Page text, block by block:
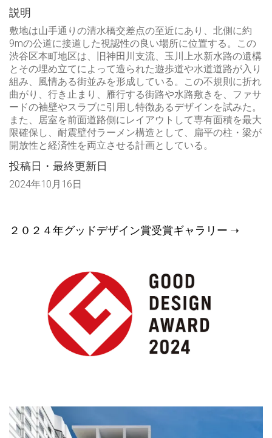
説明
敷地は山手通りの清水橋交差点の至近にあり、北側に約
9mの公道に接道した視認性の良い場所に位置する。この
渋谷区本町地区は、旧神田川支流、玉川上水新水路の遺構
とその埋め立てによって造られた遊歩道や水道道路が入り
組み、風情ある街並みを形成している。この不規則に折れ
曲がり、行き止まり、雁行する街路や水路敷きを、ファサ
ードの袖壁やスラブに引用し特徴あるデザインを試みた。
また、居室を前面道路側にレイアウトして専有面積を最大
限確保し、耐震壁付ラーメン構造として、扁平の柱・梁が
開放性と経済性を両立させる計画としている。
投稿日・最終更新日
2024年10月16日
２０２４年グッドデザイン賞受賞ギャラリー